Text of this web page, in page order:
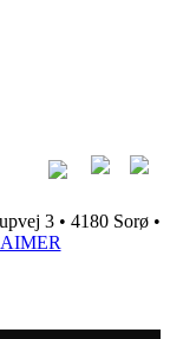
3 • 4180 Sorø •